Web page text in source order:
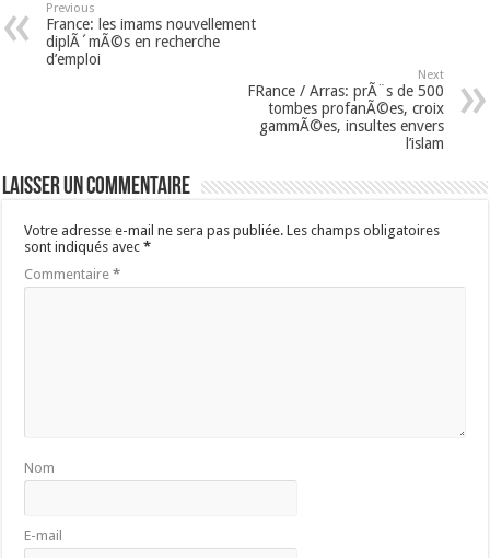
Previous
France: les imams nouvellement
diplÃ´mÃ©s en recherche
d’emploi
Next
FRance / Arras: prÃ¨s de 500
tombes profanÃ©es, croix
gammÃ©es, insultes envers
l’islam
Laisser un commentaire
Votre adresse e-mail ne sera pas publiée. Les champs obligatoires
sont indiqués avec*
Commentaire*
Nom
E-mail